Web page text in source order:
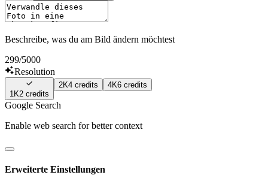
Beschreibe, was du am Bild ändern möchtest
299/5000
Resolution
1K2 credits
2K4 credits 4K6 credits
Google Search
Enable web search for better context
Erweiterte Einstellungen